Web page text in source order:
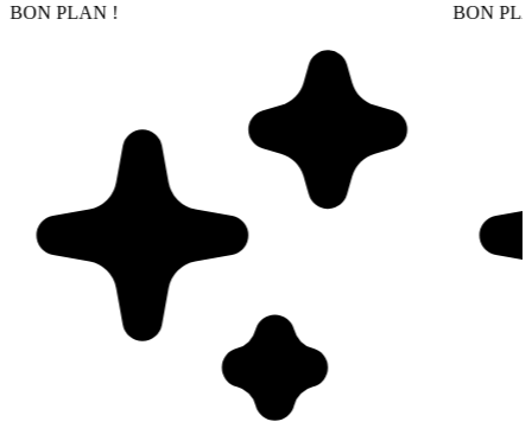
BON PLAN ! BON